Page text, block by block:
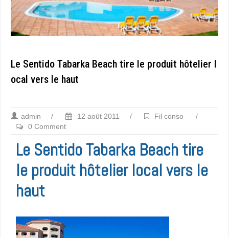
Le Sentido Tabarka Beach tire le produit hôtelier l
ocal vers le haut
admin / 12 août 2011 / Fil conso
/
0 Comment
Le Sentido Tabarka Beach tire
le produit hôtelier local vers le
haut